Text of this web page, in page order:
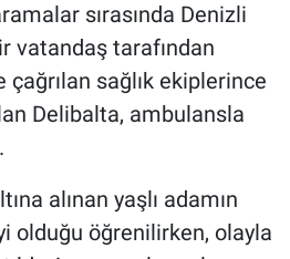
sırasında Denizli
vatandaş tarafından
çağrılan sağlık ekiplerince
Delibalta, ambulansla
alınan yaşlı adamın
olduğu öğrenilirken, olayla